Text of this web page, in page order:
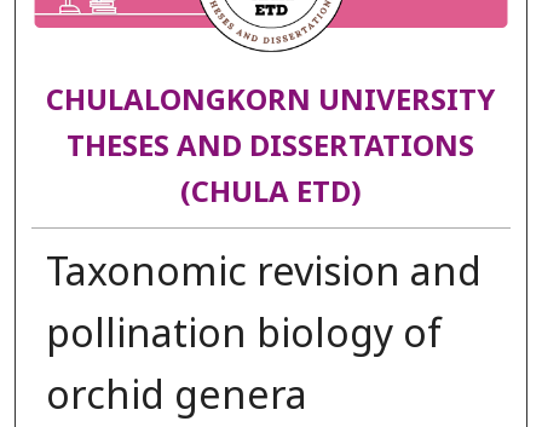
CHULALONGKORN UNIVERSITY
THESES AND DISSERTATIONS
(CHULA ETD)
Taxonomic revision and
pollination biology of
orchid genera